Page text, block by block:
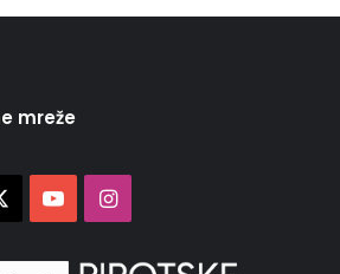
mreže
YouTubeInstagram